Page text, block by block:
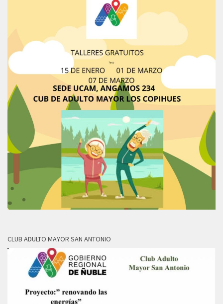
CLUB ADULTO MAYOR SAN ANTONIO